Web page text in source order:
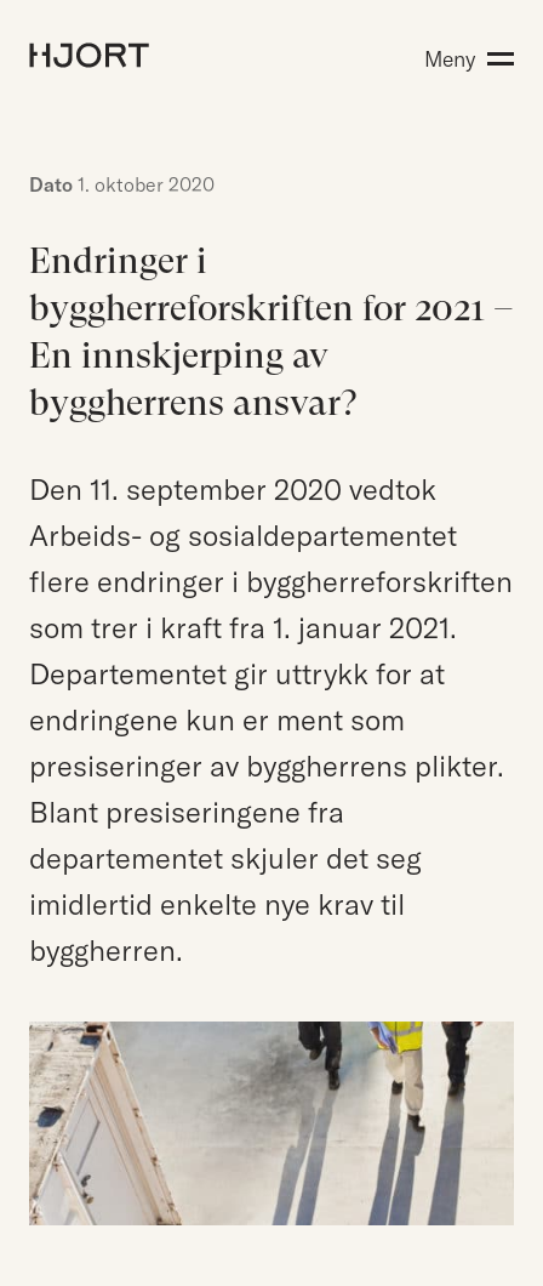
Menneskene
EN
NO
Kontakt oss
Hjort Bridge
Søk etter:
Meny
Dato 1. oktober 2020
Endringer i
byggherreforskriften for 2021 –
En innskjerping av
byggherrens ansvar?
Den 11. september 2020 vedtok
Arbeids- og sosialdepartementet
flere endringer i byggherreforskriften
som trer i kraft fra 1. januar 2021.
Departementet gir uttrykk for at
endringene kun er ment som
presiseringer av byggherrens plikter.
Blant presiseringene fra
departementet skjuler det seg
imidlertid enkelte nye krav til
byggherren.